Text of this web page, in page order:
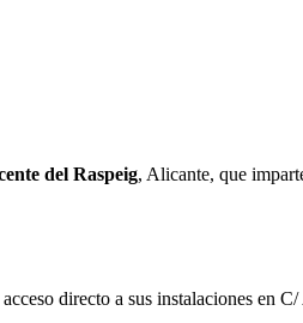
del Raspeig, Alicante, que
directo a sus instalaciones en